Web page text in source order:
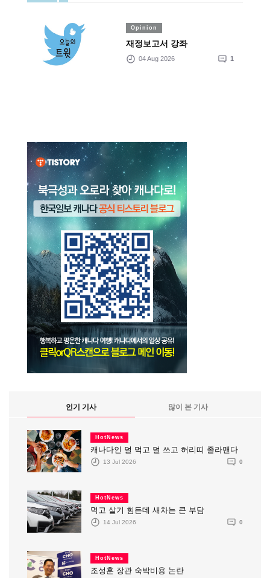
Opinion
재정보고서 강좌
04 Aug 2026 1
인기 기사 많이 본 기사
HotNews
캐나다인 덜 먹고 덜 쓰고 허리띠 졸라맨다
13 Jul 2026 0
HotNews
먹고 살기 힘든데 새차는 큰 부담
14 Jul 2026 0
HotNews
조성훈 장관 숙박비용 논란